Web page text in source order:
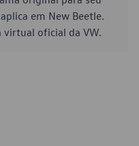
em New Beetle.
virtual oficial da VW.